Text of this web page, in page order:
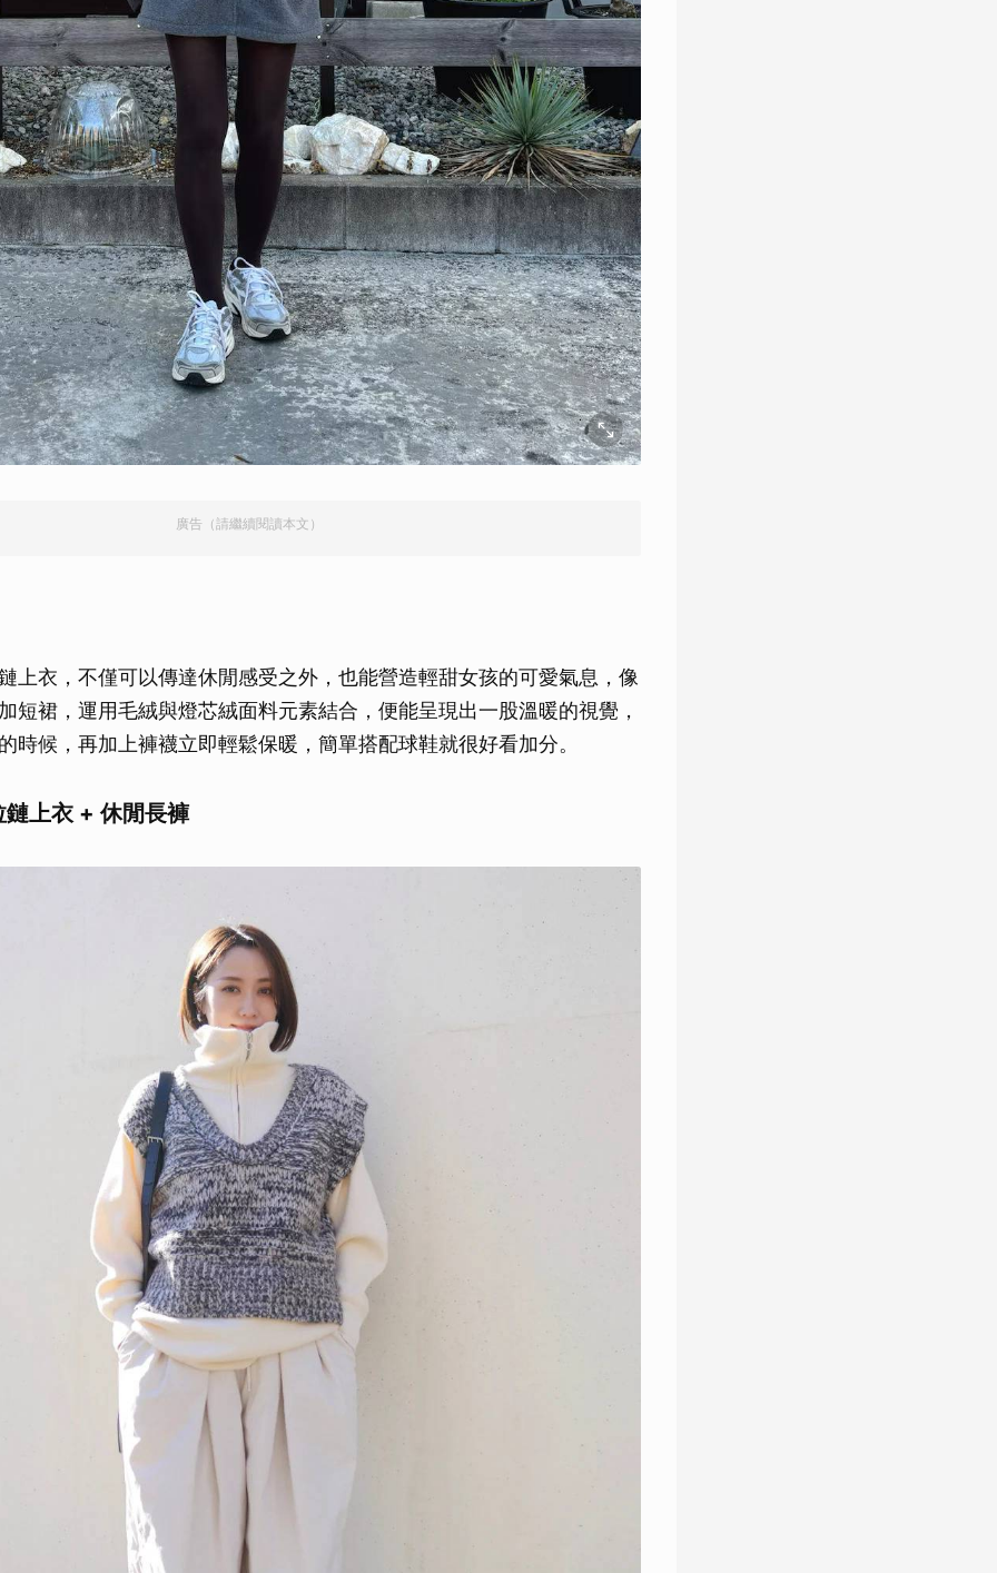
廣告（請繼續閱讀本文）
上衣，不僅可以傳達休閒感受之外，也能營造輕甜女孩的可愛氣息，像
短裙，運用毛絨與燈芯絨面料元素結合，便能呈現出一股溫暖的視覺，
時候，再加上褲襪立即輕鬆保暖，簡單搭配球鞋就很好看加分。
上衣 + 休閒長褲
取消